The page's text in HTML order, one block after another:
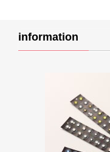
information